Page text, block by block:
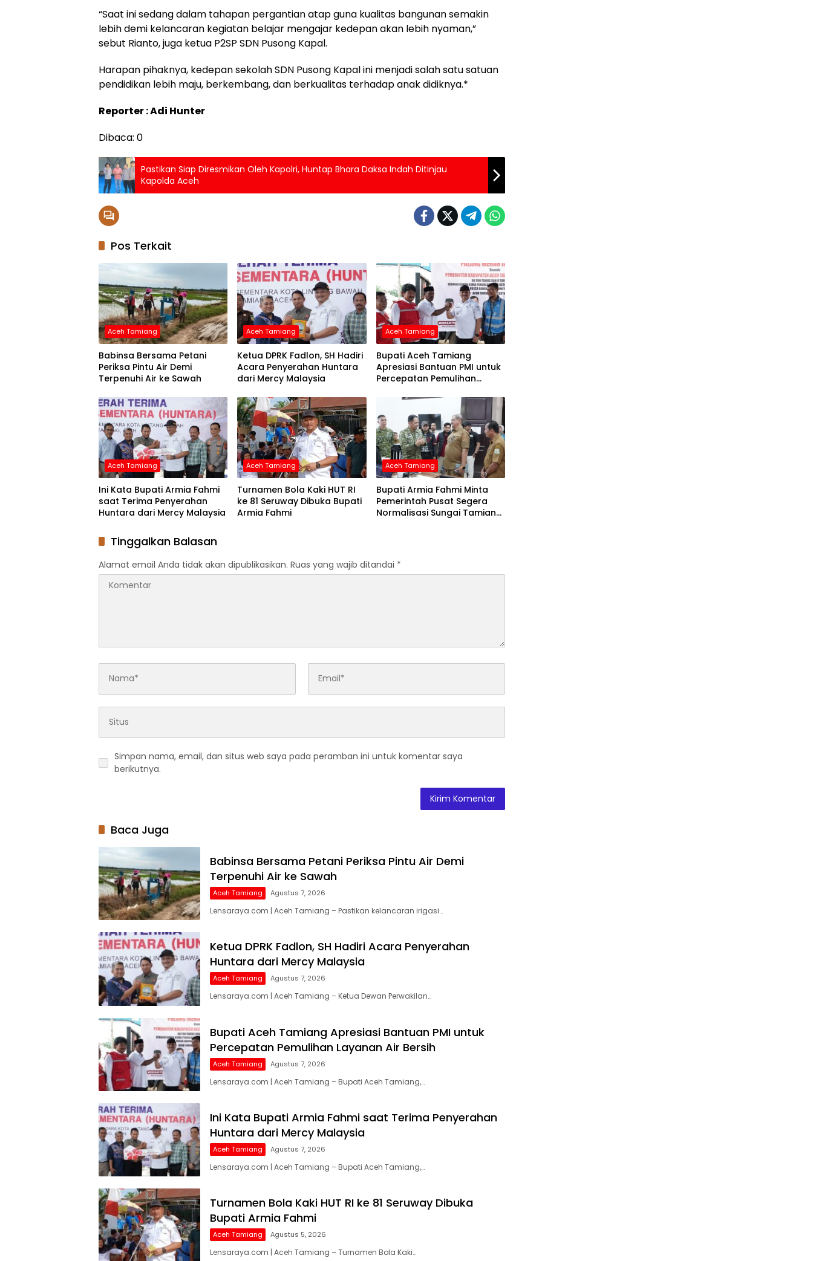
“Saat ini sedang dalam tahapan pergantian atap guna kualitas bangunan semakin
lebih demi kelancaran kegiatan belajar mengajar kedepan akan lebih nyaman,”
sebut Rianto, juga ketua P2SP SDN Pusong Kapal.
Harapan pihaknya, kedepan sekolah SDN Pusong Kapal ini menjadi salah satu satuan
pendidikan lebih maju, berkembang, dan berkualitas terhadap anak didiknya.*
Reporter : Adi Hunter
Dibaca: 0
Pastikan Siap Diresmikan Oleh Kapolri, Huntap Bhara Daksa Indah Ditinjau
Kapolda Aceh
Pos Terkait
Aceh Tamiang
Babinsa Bersama Petani
Periksa Pintu Air Demi
Terpenuhi Air ke Sawah
Aceh Tamiang
Ketua DPRK Fadlon, SH Hadiri
Acara Penyerahan Huntara
dari Mercy Malaysia
Aceh Tamiang
Bupati Aceh Tamiang
Apresiasi Bantuan PMI untuk
Percepatan Pemulihan
Aceh Tamiang
Ini Kata Bupati Armia Fahmi
saat Terima Penyerahan
Huntara dari Mercy Malaysia
Aceh Tamiang
Turnamen Bola Kaki HUT RI
ke 81 Seruway Dibuka Bupati
Armia Fahmi
Aceh Tamiang
Bupati Armia Fahmi Minta
Pemerintah Pusat Segera
Normalisasi Sungai Tamiang,
Tinggalkan Balasan
Alamat email Anda tidak akan dipublikasikan. Ruas yang wajib ditandai *
Simpan nama, email, dan situs web saya pada peramban ini untuk komentar saya
berikutnya.
Baca Juga
Babinsa Bersama Petani Periksa Pintu Air Demi
Terpenuhi Air ke Sawah
Aceh Tamiang Agustus 7, 2026
Lensaraya.com | Aceh Tamiang – Pastikan kelancaran irigasi…
Ketua DPRK Fadlon, SH Hadiri Acara Penyerahan
Huntara dari Mercy Malaysia
Aceh Tamiang Agustus 7, 2026
Lensaraya.com | Aceh Tamiang – Ketua Dewan Perwakilan…
Bupati Aceh Tamiang Apresiasi Bantuan PMI untuk
Percepatan Pemulihan Layanan Air Bersih
Aceh Tamiang Agustus 7, 2026
Lensaraya.com | Aceh Tamiang – Bupati Aceh Tamiang,…
Ini Kata Bupati Armia Fahmi saat Terima Penyerahan
Huntara dari Mercy Malaysia
Aceh Tamiang Agustus 7, 2026
Lensaraya.com | Aceh Tamiang – Bupati Aceh Tamiang,…
Turnamen Bola Kaki HUT RI ke 81 Seruway Dibuka
Bupati Armia Fahmi
Aceh Tamiang Agustus 5, 2026
Lensaraya.com | Aceh Tamiang – Turnamen Bola Kaki…